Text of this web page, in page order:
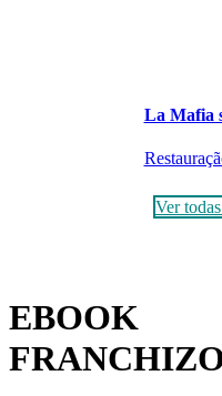
La Mafia
Ver
EBOOK